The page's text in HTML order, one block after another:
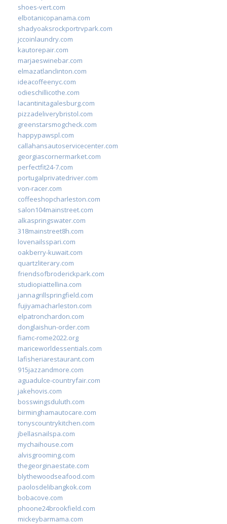
shoes-vert.com
elbotanicopanama.com
shadyoaksrockportrvpark.com
jccoinlaundry.com
kautorepair.com
marjaeswinebar.com
elmazatlanclinton.com
ideacoffeenyc.com
odieschillicothe.com
lacantinitagalesburg.com
pizzadeliverybristol.com
greenstarsmogcheck.com
happypawspl.com
callahansautoservicecenter.com
georgiascornermarket.com
perfectfit24-7.com
portugalprivatedriver.com
von-racer.com
coffeeshopcharleston.com
salon104mainstreet.com
alkaspringswater.com
318mainstreet8h.com
lovenailsspari.com
oakberry-kuwait.com
quartzliterary.com
friendsofbroderickpark.com
studiopiattellina.com
jannagrillspringfield.com
fujiyamacharleston.com
elpatronchardon.com
donglaishun-order.com
fiamc-rome2022.org
mariceworldessentials.com
lafisheriarestaurant.com
915jazzandmore.com
aguadulce-countryfair.com
jakehovis.com
bosswingsduluth.com
birminghamautocare.com
tonyscountrykitchen.com
jbellasnailspa.com
mychaihouse.com
alvisgrooming.com
thegeorginaestate.com
blythewoodseafood.com
paolosdelibangkok.com
bobacove.com
phoone24brookfield.com
mickeybarmama.com